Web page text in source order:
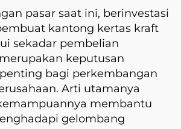
pasar saat ini, berinvestasi
kantong kertas kraft
sekadar pembelian
keputusan
bagi perkembangan
Arti utamanya
membantu
gelombang